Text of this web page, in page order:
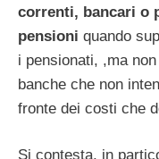
correnti, bancari o
pensioni quando
i pensionati, ,ma
banche che non
fronte dei costi che
Si contesta, in